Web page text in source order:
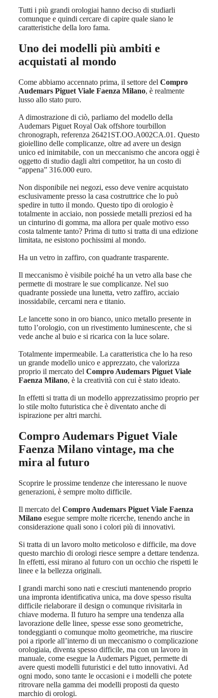
Tutti i più grandi orologiai hanno deciso di studiarli
comunque e quindi cercare di capire quale siano le
caratteristiche della loro fama.
Uno dei modelli più ambiti e
acquistati al mondo
Come abbiamo accennato prima, il settore del Compro
Audemars Piguet Viale Faenza Milano, è realmente
lusso allo stato puro.
A dimostrazione di ciò, parliamo del modello della
Audemars Piguet Royal Oak offshore tourbillon
chronograph, referenza 26421ST.OO.A002CA.01. Questo
gioiellino delle complicanze, oltre ad avere un design
unico ed inimitabile, con un meccanismo che ancora oggi è
oggetto di studio dagli altri competitor, ha un costo di
“appena” 316.000 euro.
Non disponibile nei negozi, esso deve venire acquistato
esclusivamente presso la casa costruttrice che lo può
spedire in tutto il mondo. Questo tipo di orologio è
totalmente in acciaio, non possiede metalli preziosi ed ha
un cinturino di gomma, ma allora per quale motivo esso
costa talmente tanto? Prima di tutto si tratta di una edizione
limitata, ne esistono pochissimi al mondo.
Ha un vetro in zaffiro, con quadrante trasparente.
Il meccanismo è visibile poiché ha un vetro alla base che
permette di mostrare le sue complicanze. Nel suo
quadrante possiede una lunetta, vetro zaffiro, acciaio
inossidabile, cercami nera e titanio.
Le lancette sono in oro bianco, unico metallo presente in
tutto l’orologio, con un rivestimento luminescente, che si
vede anche al buio e si ricarica con la luce solare.
Totalmente impermeabile. La caratteristica che lo ha reso
un grande modello unico e apprezzato, che valorizza
proprio il mercato del Compro Audemars Piguet Viale
Faenza Milano, è la creatività con cui è stato ideato.
In effetti si tratta di un modello apprezzatissimo proprio per
lo stile molto futuristica che è diventato anche di
ispirazione per altri marchi.
Compro Audemars Piguet Viale
Faenza Milano vintage, ma che
mira al futuro
Scoprire le prossime tendenze che interessano le nuove
generazioni, è sempre molto difficile.
Il mercato del Compro Audemars Piguet Viale Faenza
Milano esegue sempre molte ricerche, tenendo anche in
considerazione quali sono i colori più di innovativi.
Si tratta di un lavoro molto meticoloso e difficile, ma dove
questo marchio di orologi riesce sempre a dettare tendenza.
In effetti, essi mirano al futuro con un occhio che rispetti le
linee e la bellezza originali.
I grandi marchi sono nati e cresciuti mantenendo proprio
una impronta identificativa unica, ma dove spesso risulta
difficile rielaborare il design o comunque rivisitarla in
chiave moderna. Il futuro ha sempre una tendenza alla
lavorazione delle linee, spesse esse sono geometriche,
tondeggianti o comunque molto geometriche, ma riuscire
poi a riporle all’interno di un meccanismo o complicazione
orologiaia, diventa spesso difficile, ma con un lavoro in
manuale, come esegue la Audemars Piguet, permette di
avere questi modelli futuristici e del tutto innovativi. Ad
ogni modo, sono tante le occasioni e i modelli che potete
ritrovare nella gamma dei modelli proposti da questo
marchio di orologi.